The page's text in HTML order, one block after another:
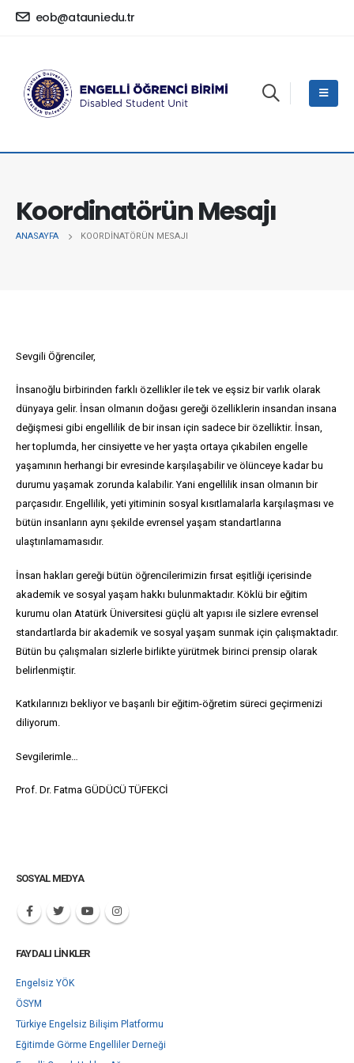
eob@atauni.edu.tr
Koordinatörün Mesajı
ANASAYFA KOORDINATÖRÜN MESAJI
Sevgili Öğrenciler,
İnsanoğlu birbirinden farklı özellikler ile tek ve eşsiz bir varlık olarak
dünyaya gelir. İnsan olmanın doğası gereği özelliklerin insandan insana
değişmesi gibi engellilik de bir insan için sadece bir özelliktir. İnsan,
her toplumda, her cinsiyette ve her yaşta ortaya çıkabilen engelle
yaşamının herhangi bir evresinde karşılaşabilir ve ölünceye kadar bu
durumu yaşamak zorunda kalabilir. Yani engellilik insan olmanın bir
parçasıdır. Engellilik, yeti yitiminin sosyal kısıtlamalarla karşılaşması ve
bütün insanların aynı şekilde evrensel yaşam standartlarına
ulaştırılamamasıdır.
İnsan hakları gereği bütün öğrencilerimizin fırsat eşitliği içerisinde
akademik ve sosyal yaşam hakkı bulunmaktadır. Köklü bir eğitim
kurumu olan Atatürk Üniversitesi güçlü alt yapısı ile sizlere evrensel
standartlarda bir akademik ve sosyal yaşam sunmak için çalışmaktadır.
Bütün bu çalışmaları sizlerle birlikte yürütmek birinci prensip olarak
belirlenmiştir.
Katkılarınızı bekliyor ve başarılı bir eğitim-öğretim süreci geçirmenizi
diliyorum.
Sevgilerimle…
Prof. Dr. Fatma GÜDÜCÜ TÜFEKCİ
SOSYAL MEDYA
FAYDALI LINKLER
Engelsiz YÖK
ÖSYM
Türkiye Engelsiz Bilişim Platformu
Eğitimde Görme Engelliler Derneği